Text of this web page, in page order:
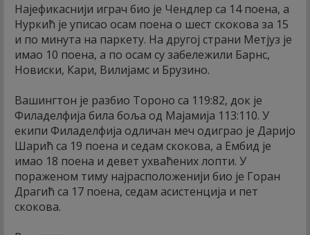
Најефикаснији играч био је Чендлер са 14 поена, а
Нуркић је уписао осам поена о шест скокова за 15
и по минута на паркету. На другој страни Метјуз је
имао 10 поена, а по осам су забележили Барнс,
Новиски, Кари, Вилијамс и Брузино.
Вашингтон је разбио Тороно са 119:82, док је
Филаделфија била боља од Мајамија 113:110. У
екипи Филаделфија одличан меч одиграо је Даријо
Шарић са 19 поена и седам скокова, а Ембид је
имао 18 поена и девет ухваћених лопти. У
пораженом тиму најрасположенији био је Горан
Драгић са 17 поена, седам асистенција и пет
скокова.